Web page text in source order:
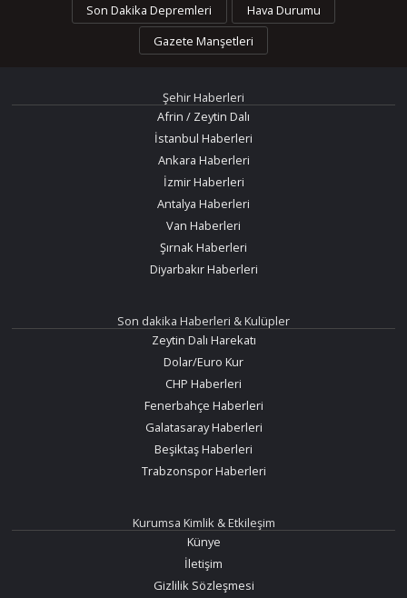
Son Dakika Depremleri
Hava Durumu
Gazete Manşetleri
Şehir Haberleri
Afrin / Zeytin Dalı
İstanbul Haberleri
Ankara Haberleri
İzmir Haberleri
Antalya Haberleri
Van Haberleri
Şırnak Haberleri
Diyarbakır Haberleri
Son dakika Haberleri & Kulüpler
Zeytin Dalı Harekatı
Dolar/Euro Kur
CHP Haberleri
Fenerbahçe Haberleri
Galatasaray Haberleri
Beşiktaş Haberleri
Trabzonspor Haberleri
Kurumsa Kimlik & Etkileşim
Künye
İletişim
Gizlilik Sözleşmesi